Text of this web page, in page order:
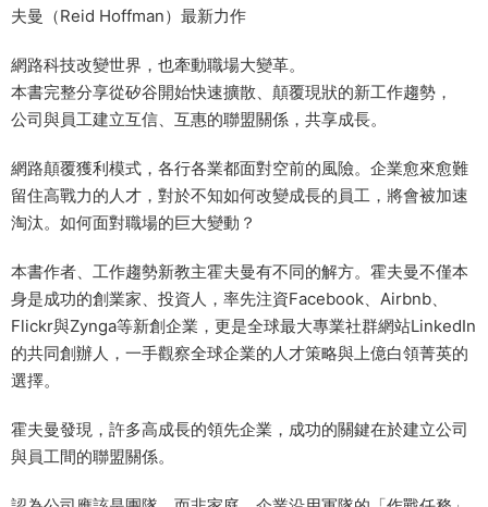
夫曼（Reid Hoffman）最新力作
網路科技改變世界，也牽動職場大變革。
本書完整分享從矽谷開始快速擴散、顛覆現狀的新工作趨勢，
公司與員工建立互信、互惠的聯盟關係，共享成長。
網路顛覆獲利模式，各行各業都面對空前的風險。企業愈來愈難
留住高戰力的人才，對於不知如何改變成長的員工，將會被加速
淘汰。如何面對職場的巨大變動？
本書作者、工作趨勢新教主霍夫曼有不同的解方。霍夫曼不僅本
身是成功的創業家、投資人，率先注資Facebook、Airbnb、
Flickr與Zynga等新創企業，更是全球最大專業社群網站LinkedIn
的共同創辦人，一手觀察全球企業的人才策略與上億白領菁英的
選擇。
霍夫曼發現，許多高成長的領先企業，成功的關鍵在於建立公司
與員工間的聯盟關係。